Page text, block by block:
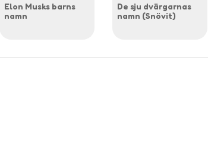
Elon Musks barns
namn
De sju dvärgarnas
namn (Snövit)